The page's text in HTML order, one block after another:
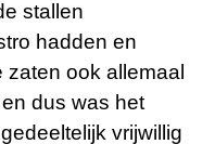
stallen
hadden en
ook allemaal
dus was het
vrijwillig